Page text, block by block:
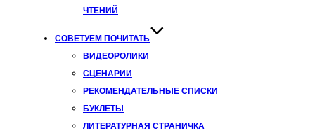
ЧТЕНИЙ
СОВЕТУЕМ ПОЧИТАТЬ
ВИДЕОРОЛИКИ
СЦЕНАРИИ
РЕКОМЕНДАТЕЛЬНЫЕ СПИСКИ
БУКЛЕТЫ
ЛИТЕРАТУРНАЯ СТРАНИЧКА